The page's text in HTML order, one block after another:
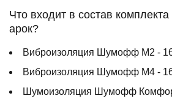
Что входит в состав
арок?
Виброизоляция Шумофф М2 -
Виброизоляция Шумофф М4 -
Шумоизоляция Шумофф